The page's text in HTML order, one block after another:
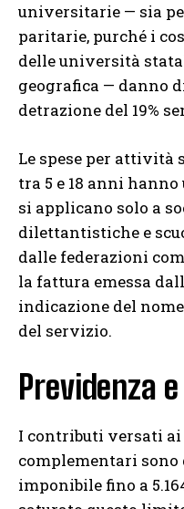
universitarie — sia
paritarie, purché i
delle università
geografica — danno
detrazione del 19%
Le spese per attività
tra 5 e 18 anni
si applicano solo a
dilettantistiche e
dalle federazioni
la fattura emessa
indicazione del
del servizio.
Previdenza
I contributi versati
complementari
imponibile fino a